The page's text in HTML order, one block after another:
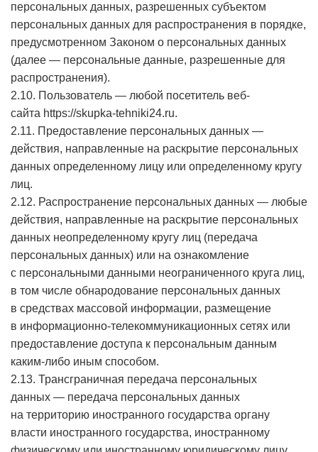
персональных данных, разрешенных субъектом
персональных данных для распространения в порядке,
предусмотренном Законом о персональных данных
(далее — персональные данные, разрешенные для
распространения).
2.10. Пользователь — любой посетитель веб-
сайта https://skupka-tehniki24.ru.
2.11. Предоставление персональных данных —
действия, направленные на раскрытие персональных
данных определенному лицу или определенному кругу
лиц.
2.12. Распространение персональных данных — любые
действия, направленные на раскрытие персональных
данных неопределенному кругу лиц (передача
персональных данных) или на ознакомление
с персональными данными неограниченного круга лиц,
в том числе обнародование персональных данных
в средствах массовой информации, размещение
в информационно-телекоммуникационных сетях или
предоставление доступа к персональным данным
каким-либо иным способом.
2.13. Трансграничная передача персональных
данных — передача персональных данных
на территорию иностранного государства органу
власти иностранного государства, иностранному